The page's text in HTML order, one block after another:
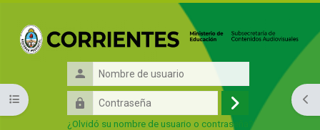
Nombre
de
usuario
Contraseña
Acceder
¿Olvidó su nombre de usuario o contraseña?
Abrir índice del curso